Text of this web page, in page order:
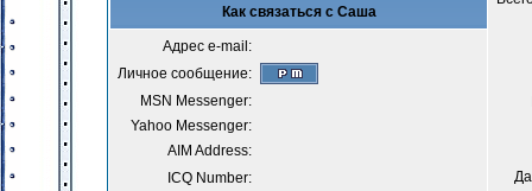
Как связаться с Саша
Адрес e-mail:
Личное сообщение:
MSN Messenger:
Yahoo Messenger:
AIM Address:
ICQ Number: